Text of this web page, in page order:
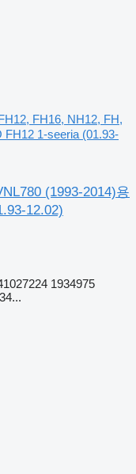
FH16, NH12, FH,
FH12 1-seeria (01.93-
(1993-2014)용
12.02)
1934975